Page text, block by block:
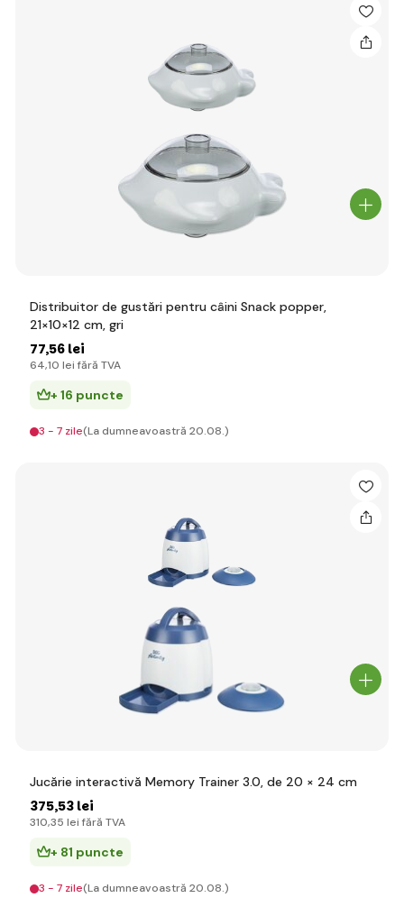
Distribuitor de gustări pentru câini Snack popper,
21×10×12 cm, gri
77,56 lei
64,10 lei fără TVA
+ 16 puncte
3 - 7 zile(La dumneavoastră 20.08.)
Jucărie interactivă Memory Trainer 3.0, de 20 × 24 cm
375,53 lei
310,35 lei fără TVA
+ 81 puncte
3 - 7 zile(La dumneavoastră 20.08.)